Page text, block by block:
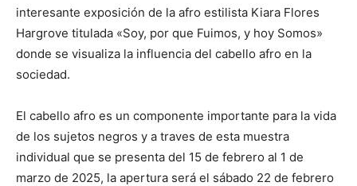
interesante exposición de la afro estilista Kiara Flores
Hargrove titulada «Soy, por que Fuimos, y hoy Somos»
donde se visualiza la influencia del cabello afro en la
sociedad.
El cabello afro es un componente importante para la vida
de los sujetos negros y a traves de esta muestra
individual que se presenta del 15 de febrero al 1 de
marzo de 2025, la apertura será el sábado 22 de febrero